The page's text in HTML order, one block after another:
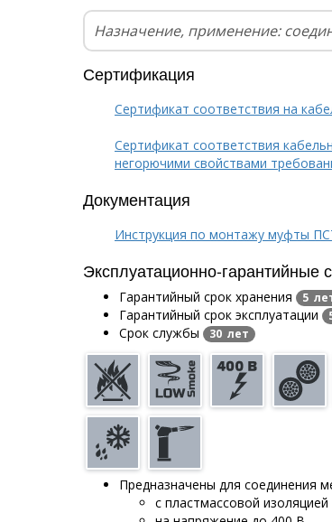
Назначение, применение:
Сертификация
Сертификат соответствия на
Сертификат соответствия
негорючими свойствами
Документация
Инструкция по монтажу муфты
Эксплуатационно-гарантийные
Гарантийный срок хранения 5
Гарантийный срок эксплуатации
Срок службы 30 лет
Предназначены для соединения
с пластмассовой